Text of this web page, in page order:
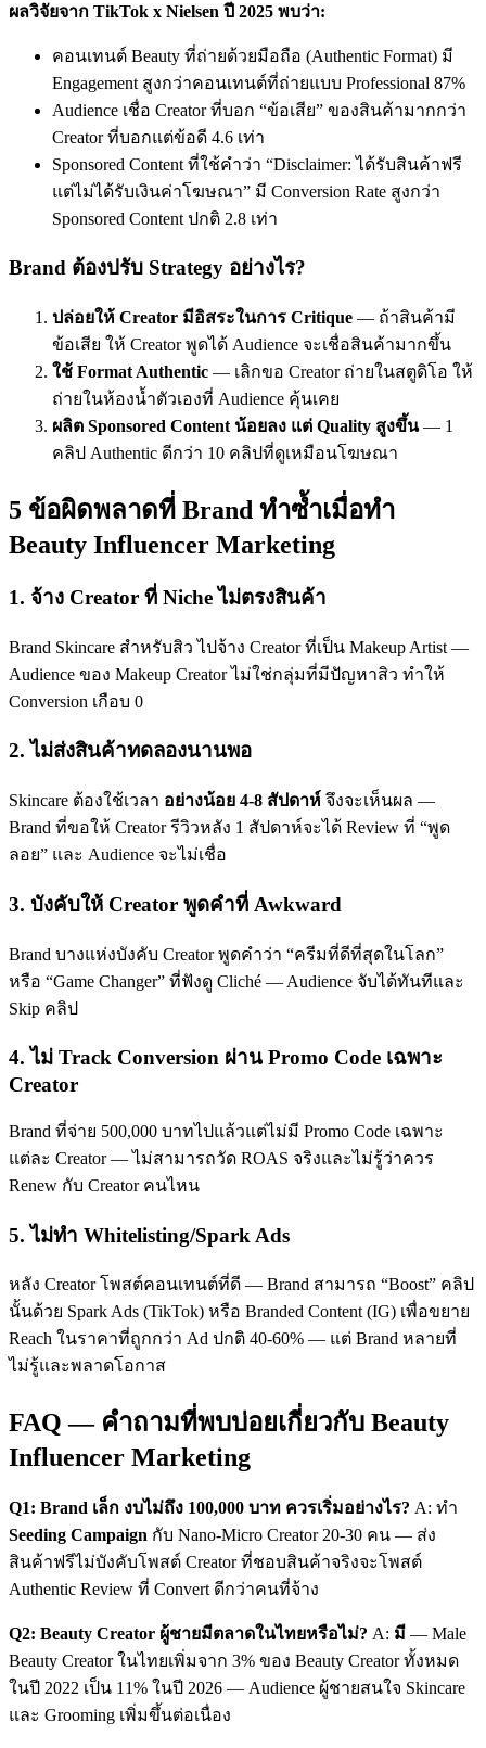
ผลวิจัยจาก TikTok x Nielsen ปี 2025 พบว่า:
คอนเทนต์ Beauty ที่ถ่ายด้วยมือถือ (Authentic Format) มี
Engagement สูงกว่าคอนเทนต์ที่ถ่ายแบบ Professional 87%
Audience เชื่อ Creator ที่บอก “ข้อเสีย” ของสินค้ามากกว่า
Creator ที่บอกแต่ข้อดี 4.6 เท่า
Sponsored Content ที่ใช้คำว่า “Disclaimer: ได้รับสินค้าฟรี
แต่ไม่ได้รับเงินค่าโฆษณา” มี Conversion Rate สูงกว่า
Sponsored Content ปกติ 2.8 เท่า
Brand ต้องปรับ Strategy อย่างไร?
ปล่อยให้ Creator มีอิสระในการ Critique — ถ้าสินค้ามี
ข้อเสีย ให้ Creator พูดได้ Audience จะเชื่อสินค้ามากขึ้น
ใช้ Format Authentic — เลิกขอ Creator ถ่ายในสตูดิโอ ให้
ถ่ายในห้องน้ำตัวเองที่ Audience คุ้นเคย
ผลิต Sponsored Content น้อยลง แต่ Quality สูงขึ้น— 1
คลิป Authentic ดีกว่า 10 คลิปที่ดูเหมือนโฆษณา
5 ข้อผิดพลาดที่ Brand ทำซ้ำเมื่อทำ
Beauty Influencer Marketing
1. จ้าง Creator ที่ Niche ไม่ตรงสินค้า
Brand Skincare สำหรับสิว ไปจ้าง Creator ที่เป็น Makeup Artist —
Audience ของ Makeup Creator ไม่ใช่กลุ่มที่มีปัญหาสิว ทำให้
Conversion เกือบ 0
2. ไม่ส่งสินค้าทดลองนานพอ
Skincare ต้องใช้เวลา อย่างน้อย 4-8 สัปดาห์ จึงจะเห็นผล —
Brand ที่ขอให้ Creator รีวิวหลัง 1 สัปดาห์จะได้ Review ที่ “พูด
ลอย” และ Audience จะไม่เชื่อ
3. บังคับให้ Creator พูดคำที่ Awkward
Brand บางแห่งบังคับ Creator พูดคำว่า “ครีมที่ดีที่สุดในโลก”
หรือ “Game Changer” ที่ฟังดู Cliché — Audience จับได้ทันทีและ
Skip คลิป
4. ไม่ Track Conversion ผ่าน Promo Code เฉพาะ
Creator
Brand ที่จ่าย 500,000 บาทไปแล้วแต่ไม่มี Promo Code เฉพาะ
แต่ละ Creator — ไม่สามารถวัด ROAS จริงและไม่รู้ว่าควร
Renew กับ Creator คนไหน
5. ไม่ทำ Whitelisting/Spark Ads
หลัง Creator โพสต์คอนเทนต์ที่ดี — Brand สามารถ “Boost” คลิป
นั้นด้วย Spark Ads (TikTok) หรือ Branded Content (IG) เพื่อขยาย
Reach ในราคาที่ถูกกว่า Ad ปกติ 40-60% — แต่ Brand หลายที่
ไม่รู้และพลาดโอกาส
FAQ — คำถามที่พบบ่อยเกี่ยวกับ Beauty
Influencer Marketing
Q1: Brand เล็ก งบไม่ถึง 100,000 บาท ควรเริ่มอย่างไร? A: ทำ
Seeding Campaign กับ Nano-Micro Creator 20-30 คน — ส่ง
สินค้าฟรีไม่บังคับโพสต์ Creator ที่ชอบสินค้าจริงจะโพสต์
Authentic Review ที่ Convert ดีกว่าคนที่จ้าง
Q2: Beauty Creator ผู้ชายมีตลาดในไทยหรือไม่? A: มี — Male
Beauty Creator ในไทยเพิ่มจาก 3% ของ Beauty Creator ทั้งหมด
ในปี 2022 เป็น 11% ในปี 2026 — Audience ผู้ชายสนใจ Skincare
และ Grooming เพิ่มขึ้นต่อเนื่อง